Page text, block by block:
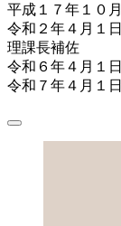
平成１７年１０
令和２年４月１
理課長補佐
令和６年４月１
令和７年４月１